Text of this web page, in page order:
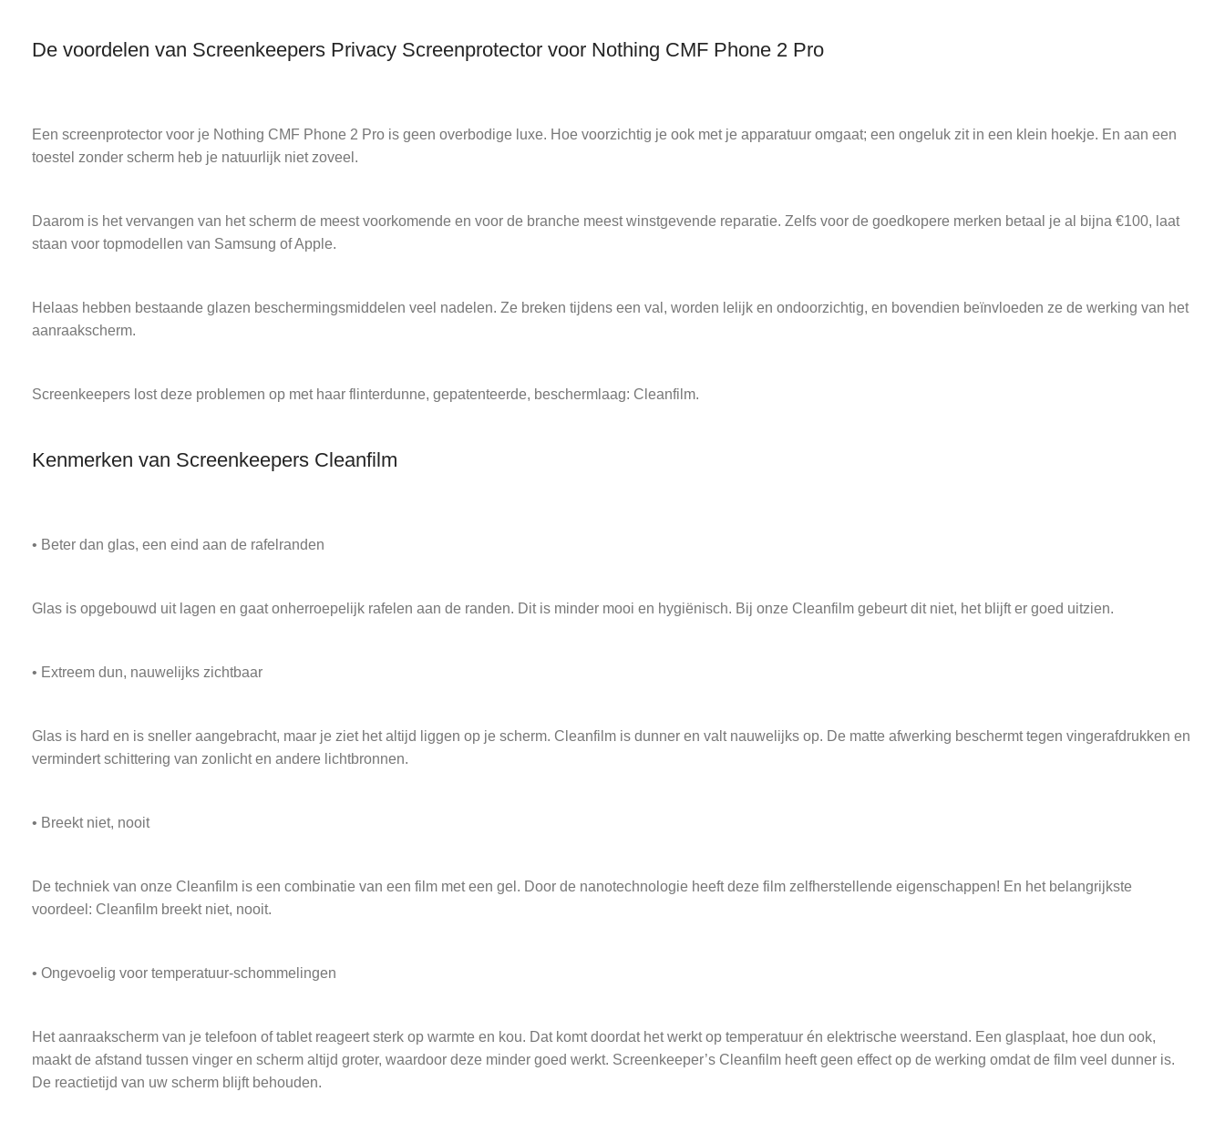
De voordelen van Screenkeepers Privacy Screenprotector voor Nothing CMF Phone 2 Pro
Een screenprotector voor je Nothing CMF Phone 2 Pro is geen overbodige luxe. Hoe voorzichtig je ook met je apparatuur omgaat; een ongeluk zit in een klein hoekje. En aan een
toestel zonder scherm heb je natuurlijk niet zoveel.
Daarom is het vervangen van het scherm de meest voorkomende en voor de branche meest winstgevende reparatie. Zelfs voor de goedkopere merken betaal je al bijna €100, laat
staan voor topmodellen van Samsung of Apple.
Helaas hebben bestaande glazen beschermingsmiddelen veel nadelen. Ze breken tijdens een val, worden lelijk en ondoorzichtig, en bovendien beïnvloeden ze de werking van het
aanraakscherm.
Screenkeepers lost deze problemen op met haar flinterdunne, gepatenteerde, beschermlaag: Cleanfilm.
Kenmerken van Screenkeepers Cleanfilm
• Beter dan glas, een eind aan de rafelranden
Glas is opgebouwd uit lagen en gaat onherroepelijk rafelen aan de randen. Dit is minder mooi en hygiënisch. Bij onze Cleanfilm gebeurt dit niet, het blijft er goed uitzien.
• Extreem dun, nauwelijks zichtbaar
Glas is hard en is sneller aangebracht, maar je ziet het altijd liggen op je scherm. Cleanfilm is dunner en valt nauwelijks op. De matte afwerking beschermt tegen vingerafdrukken en
vermindert schittering van zonlicht en andere lichtbronnen.
• Breekt niet, nooit
De techniek van onze Cleanfilm is een combinatie van een film met een gel. Door de nanotechnologie heeft deze film zelfherstellende eigenschappen! En het belangrijkste
voordeel: Cleanfilm breekt niet, nooit.
• Ongevoelig voor temperatuur-schommelingen
Het aanraakscherm van je telefoon of tablet reageert sterk op warmte en kou. Dat komt doordat het werkt op temperatuur én elektrische weerstand. Een glasplaat, hoe dun ook,
maakt de afstand tussen vinger en scherm altijd groter, waardoor deze minder goed werkt. Screenkeeper’s Cleanfilm heeft geen effect op de werking omdat de film veel dunner is.
De reactietijd van uw scherm blijft behouden.